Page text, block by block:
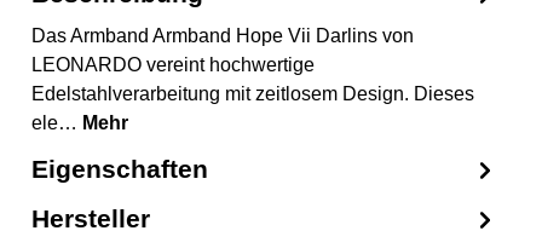
Das Armband Armband Hope Vii Darlins von
LEONARDO vereint hochwertige
Edelstahlverarbeitung mit zeitlosem Design. Dieses
ele… Mehr
Eigenschaften
Hersteller